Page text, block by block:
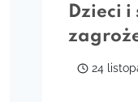
Dzieci
24